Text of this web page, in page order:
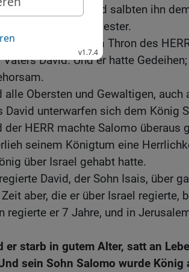
Mal zum König und salbten ihn
und Zadok zum Priester.
Salomo auf dem Thron des
David. Und er hatte
alle Obersten und Gewaltigen, auch
David unterwarfen sich dem König
der HERR machte Salomo überaus
seinem Königtum eine
über Israel gehabt hatte.
David, der Sohn Isais, über
Zeit aber, die er über Israel regierte,
regierte er 7 Jahre, und in
er starb in gutem Alter, satt an
sein Sohn Salomo wurde König